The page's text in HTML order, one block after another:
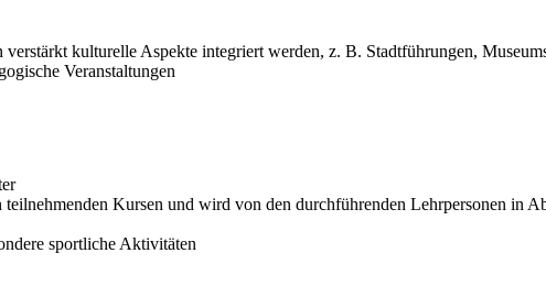
kulturelle Aspekte integriert werden, z. B. Stadtführungen,
Veranstaltungen
Kursen und wird von den durchführenden Lehrpersonen in
sportliche Aktivitäten